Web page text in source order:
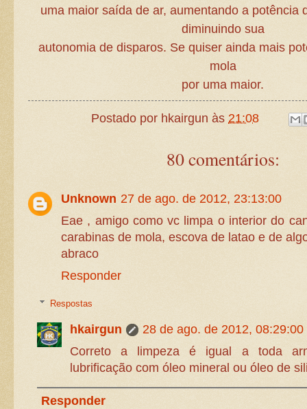
uma maior saída de ar, aumentando a potência
diminuindo sua
autonomia de disparos. Se quiser ainda mais
mola
por uma maior.
Postado por hkairgun às21:08
80 comentários:
Unknown 27 de ago. de 2012, 23:13:00
Eae , amigo como vc limpa o interior do
carabinas de mola, escova de latao e de
abraco
Responder
Respostas
hkairgun
28 de ago. de 2012, 08:29:00
Correto a limpeza é igual a toda
lubrificação com óleo mineral ou óleo de
Responder